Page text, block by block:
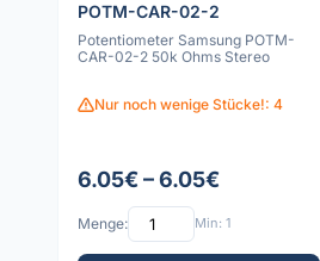
POTM-CAR-02-2
Potentiometer Samsung POTM-
CAR-02-2 50k Ohms Stereo
Nur noch wenige Stücke!: 4
6.05€ – 6.05€
Menge: Min: 1